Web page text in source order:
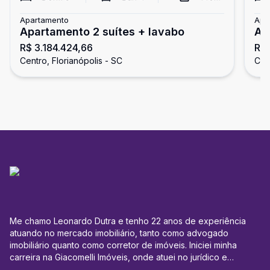
Apartamento
Apartamento 2 suítes + lavabo
R$ 3.184.424,66
Centro, Florianópolis - SC
Me chamo Leonardo Dutra e tenho 22 anos de experiência
atuando no mercado imobiliário, tanto como advogado
imobiliário quanto como corretor de imóveis. Iniciei minha
carreira na Giacomelli Imóveis, onde atuei no jurídico e